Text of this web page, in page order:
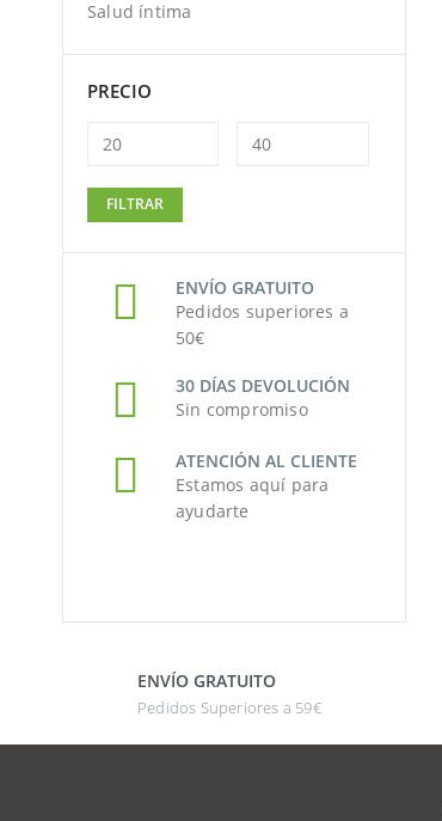
Salud íntima
PRECIO
mínimo
máximo
FILTRAR
ENVÍO GRATUITO
Pedidos superiores a
50€
30 DÍAS DEVOLUCIÓN
Sin compromiso
ATENCIÓN AL CLIENTE
Estamos aquí para
ayudarte
ENVÍO GRATUITO
Pedidos Superiores a 59€